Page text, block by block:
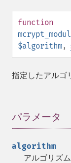
function
$algorithm,
指定したアルゴ
パラメータ
algorithm
アルゴリズム